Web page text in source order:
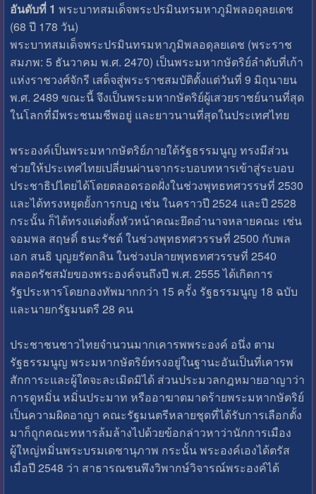
อันดับที่ 1 พระบาทสมเด็จพระปรมินทรมหาภูมิพลอดุลยเดช
(68 ปี 178 วัน)
พระบาทสมเด็จพระปรมินทรมหาภูมิพลอดุลยเดช (พระราช
สมภพ: 5 ธันวาคม พ.ศ. 2470) เป็นพระมหากษัตริย์ลำดับที่เก้า
แห่งราชวงศ์จักรี เสด็จสู่พระราชสมบัติตั้งแต่วันที่ 9 มิถุนายน
พ.ศ. 2489 ขณะนี้ จึงเป็นพระมหากษัตริย์ผู้เสวยราชย์นานที่สุด
ในโลกที่มีพระชนมชีพอยู่ และยาวนานที่สุดในประเทศไทย
พระองค์เป็นพระมหากษัตริย์ภายใต้รัฐธรรมนูญ ทรงมีส่วน
ช่วยให้ประเทศไทยเปลี่ยนผ่านจากระบอบทหารเข้าสู่ระบอบ
ประชาธิปไตยได้โดยตลอดรอดฝั่งในช่วงพุทธทศวรรษที่ 2530
และได้ทรงหยุดยั้งการกบฏ เช่น ในคราวปี 2524 และปี 2528
กระนั้น ก็ได้ทรงแต่งตั้งหัวหน้าคณะยึดอำนาจหลายคณะ เช่น
จอมพล สฤษดิ์ ธนะรัชต์ ในช่วงพุทธทศวรรษที่ 2500 กับพล
เอก สนธิ บุญยรัตกลิน ในช่วงปลายพุทธทศวรรษที่ 2540
ตลอดรัชสมัยของพระองค์จนถึงปี พ.ศ. 2555 ได้เกิดการ
รัฐประหารโดยกองทัพมากกว่า 15 ครั้ง รัฐธรรมนูญ 18 ฉบับ
และนายกรัฐมนตรี 28 คน
ประชาชนชาวไทยจำนวนมากเคารพพระองค์ อนึ่ง ตาม
รัฐธรรมนูญ พระมหากษัตริย์ทรงอยู่ในฐานะอันเป็นที่เคารพ
สักการะและผู้ใดจะละเมิดมิได้ ส่วนประมวลกฎหมายอาญาว่า
การดูหมิ่น หมิ่นประมาท หรืออาฆาตมาดร้ายพระมหากษัตริย์
เป็นความผิดอาญา คณะรัฐมนตรีหลายชุดที่ได้รับการเลือกตั้ง
มาก็ถูกคณะทหารล้มล้างไปด้วยข้อกล่าวหาว่านักการเมือง
ผู้ใหญ่หมิ่นพระบรมเดชานุภาพ กระนั้น พระองค์เองได้ตรัส
เมื่อปี 2548 ว่า สาธารณชนพึงวิพากษ์วิจารณ์พระองค์ได้